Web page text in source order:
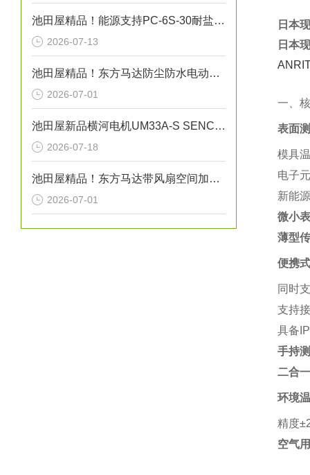
池田屋精品！能源支持PC-6S-30耐盐箱式高压断路器技术参数
2026-07-13
池田屋精品！东方马达防尘防水电动机 FPW425 参数介绍
2026-07-01
池田屋新品横河电机UM33A-S SENCOM指示计
2026-07-18
池田屋精品！东方马达带风扇空间加热器 HMA系列 100W型 参数介绍
2026-07-01
日本
日本
一、
表面
模具
电子
新能
微小
薄型
便携
同时
支持
具备
手持
二合
环境
精度
空气